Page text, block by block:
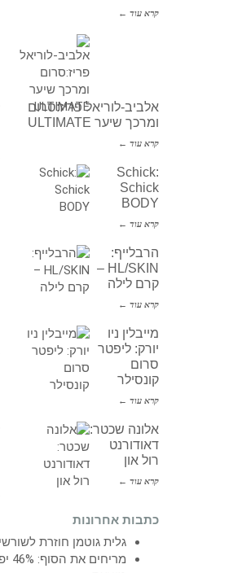
קרא עוד ←
אלביב-לוריאל פריז:סרום
ומרכך שיער ULTIMATE
קרא עוד ←
Schick:
Schick
BODY
קרא עוד ←
הרבלייף:
HL/SKIN –
קרם לילה
קרא עוד ←
מייבלין ניו
יורק: ליפטר
סרום
קונסילר
קרא עוד ←
אלונה שכטר:
דאודורנט
רול און
קרא עוד ←
כתבות אחרונות
גלית גוטמן חוזרת